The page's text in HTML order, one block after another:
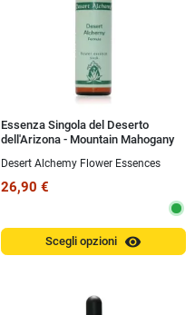
Essenza Singola del Deserto
dell'Arizona - Mountain Mahogany
Desert Alchemy Flower Essences
26,90 €
Scegli opzioni visibility